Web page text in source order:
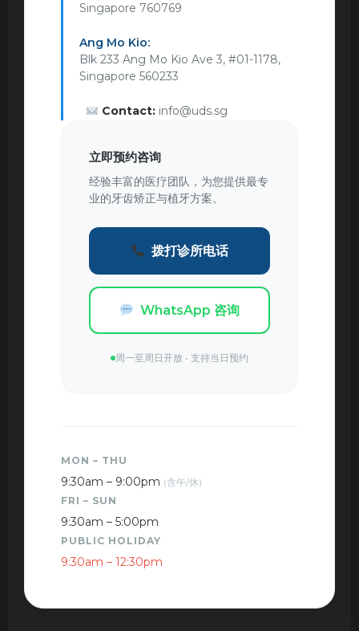
Singapore 760769
Ang Mo Kio:
Blk 233 Ang Mo Kio Ave 3, #01-1178,
Singapore 560233
Contact:info@uds.sg
立即预约咨询
经验丰富的医疗团队，为您提供最专
业的牙齿矫正与植牙方案。
拨打诊所电话
WhatsApp 咨询
周一至周日开放 • 支持当日预约
MON – THU
9:30am – 9:00pm (含午/休)
FRI – SUN
9:30am – 5:00pm
PUBLIC HOLIDAY
9:30am – 12:30pm